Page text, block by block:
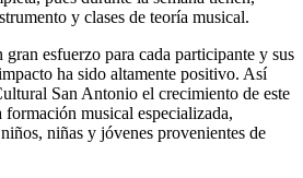
y clases de teoría musical.
gran esfuerzo para cada participante y sus
ha sido altamente positivo. Así
San Antonio el crecimiento de este
formación musical especializada,
niñas y jóvenes provenientes de